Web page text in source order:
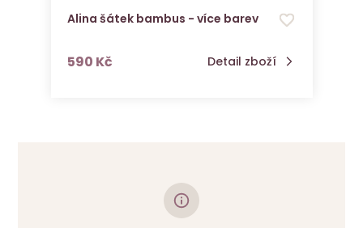
Alina šátek bambus - více barev
590 Kčs DPH Detail zboží